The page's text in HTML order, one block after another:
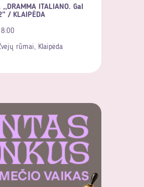
ITALIANO. Gal
/ KLAIPĖDA
rūmai, Klaipėda